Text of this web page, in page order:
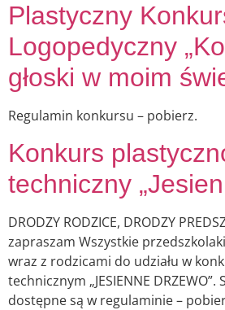
Plastyczny
Logopedyczny
głoski w moim
Regulamin konkursu – pobierz.
Konkurs
techniczny
DRODZY RODZICE, DRODZY
zapraszam Wszystkie
wraz z rodzicami do udziału w
technicznym „JESIENNE
dostępne są w regulaminie –